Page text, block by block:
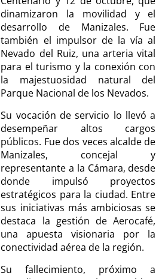
dinamizaron la movilidad y el
desarrollo de Manizales. Fue
también el impulsor de la vía al
Nevado del Ruiz, una arteria vital
para el turismo y la conexión con
la majestuosidad natural del
Parque Nacional de los Nevados.
Su vocación de servicio lo llevó a
desempeñar altos cargos
públicos. Fue dos veces alcalde de
Manizales, concejal y
representante a la Cámara, desde
donde impulsó proyectos
estratégicos para la ciudad. Entre
sus iniciativas más ambiciosas se
destaca la gestión de Aerocafé,
una apuesta visionaria por la
conectividad aérea de la región.
Su fallecimiento, próximo a